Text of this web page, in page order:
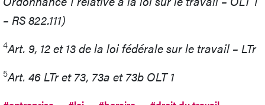
– RS 822.111)
4Art. 9, 12 et 13 de la loi fédérale sur le travail – LTr
5Art. 46 LTr et 73, 73a et 73b OLT 1